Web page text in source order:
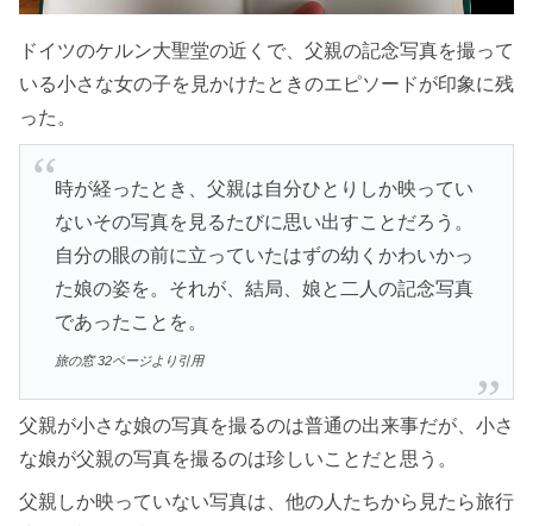
ドイツのケルン大聖堂の近くで、父親の記念写真を撮って
いる小さな女の子を見かけたときのエピソードが印象に残
った。
時が経ったとき、父親は自分ひとりしか映ってい
ないその写真を見るたびに思い出すことだろう。
自分の眼の前に立っていたはずの幼くかわいかっ
た娘の姿を。それが、結局、娘と二人の記念写真
であったことを。
旅の窓 32ページより引用
父親が小さな娘の写真を撮るのは普通の出来事だが、小さ
な娘が父親の写真を撮るのは珍しいことだと思う。
父親しか映っていない写真は、他の人たちから見たら旅行